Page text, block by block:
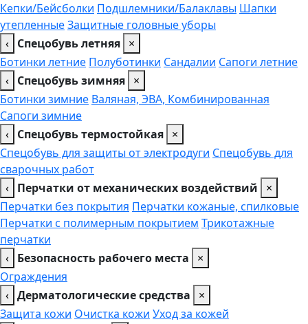
Кепки/Бейсболки Подшлемники/Балаклавы Шапки
утепленныеЗащитные головные уборы
‹ Спецобувь летняя ×
Ботинки летние Полуботинки Сандалии Сапоги летние
‹ Спецобувь зимняя ×
Ботинки зимние Валяная, ЭВА, Комбинированная
Сапоги зимние
‹ Спецобувь термостойкая ×
Спецобувь для защиты от электродуги Спецобувь для
сварочных работ
‹ Перчатки от механических воздействий
×
Перчатки без покрытия Перчатки кожаные, спилковые
Перчатки с полимерным покрытием Трикотажные
перчатки
‹ Безопасность рабочего места
×
Ограждения
‹ Дерматологические средства
×
Защита кожи Очистка кожи Уход за кожей